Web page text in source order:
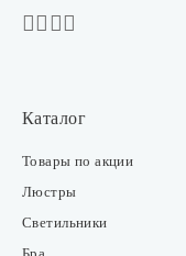
Каталог
Товары по акции
Люстры
Светильники